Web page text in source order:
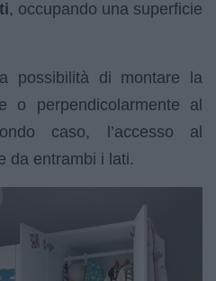
, occupando una superficie
possibilità di montare la
o perpendicolarmente al
caso, l’accesso al
da entrambi i lati.